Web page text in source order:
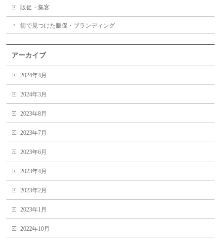
販促・集客
街で見つけた販促・ブランディング
アーカイブ
2024年4月
2024年3月
2023年8月
2023年7月
2023年6月
2023年4月
2023年2月
2023年1月
2022年10月